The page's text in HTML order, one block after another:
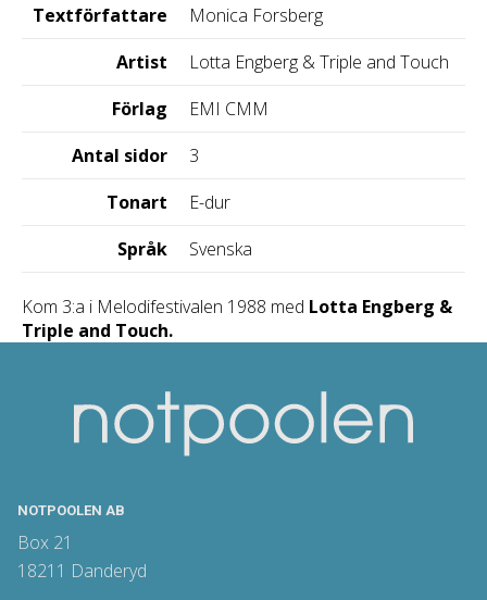
Textförfattare
Monica Forsberg
Artist
Lotta Engberg & Triple and Touch
Förlag
EMI CMM
Antal sidor
3
Tonart
E-dur
Språk
Svenska
Kom 3:a i Melodifestivalen 1988 med Lotta Engberg &
Triple and Touch.
NOTPOOLEN AB
Box 21
18211 Danderyd